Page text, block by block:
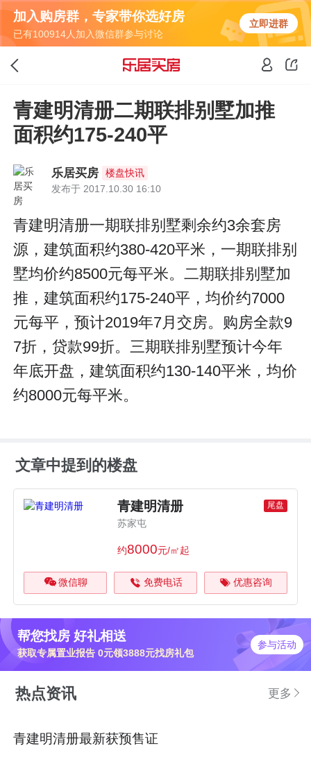
加入购房群，专家带你选好房
已有100914人加入微信群参与讨论
立即进群
青建明清册二期联排别墅加推
面积约175-240平
乐居买房
楼盘快讯
发布于 2017.10.30 16:10
青建明清册一期联排别墅剩余约3余套房
源，建筑面积约380-420平米，一期联排别
墅均价约8500元每平米。二期联排别墅加
推，建筑面积约175-240平，均价约7000
元每平，预计2019年7月交房。购房全款9
7折，贷款99折。三期联排别墅预计今年
年底开盘，建筑面积约130-140平米，均价
约8000元每平米。
文章中提到的楼盘
青建明清册 尾盘
苏家屯
约8000元/㎡起
微信聊 免费电话 优惠咨询
帮您找房 好礼相送
获取专属置业报告 0元领3888元找房礼包
参与活动
热点资讯 更多
青建明清册最新获预售证